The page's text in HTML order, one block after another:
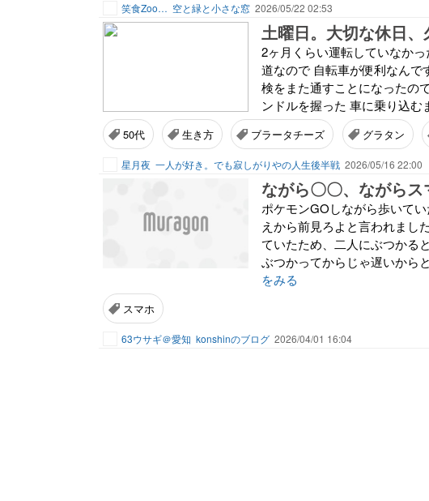
笑食Zoo… 空と緑と小さな窓 2026/05/22 02:53
土曜日。大切な休日
2ヶ月くらい運転していなか
道なので 自転車が便利なん
検をまた通すことになったの
ンドルを握った 車に乗り込
50代 生き方 ブラータチーズ グラタン
星月夜 一人が好き。でも寂しがりやの人生後半戦 2026/05/16 22:00
ながら〇〇、ながらス
ポケモンGOしながら歩いて
えから前見ろよと言われまし
ていたため、二人にぶつかる
ぶつかってからじゃ遅いから
をみる
スマホ
63ウサギ＠愛知 konshinのブログ 2026/04/01 16:04